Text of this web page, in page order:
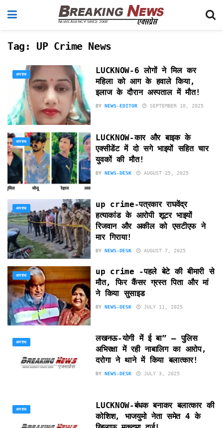
Tag: UP Crime News
अपराध
LUCKNOW-6 लोगों ने मिल कर
महिला को आग के हवाले किया,
इलाज के दौरान अस्पताल में मौत!
BY NEWS-EDITOR SEPTEMBER 10, 2025
अपराध
LUCKNOW-कार और बाइक के
एक्सीडेंट में दो सगे भाइयों सहित चार
युवकों की मौत!
BY NEWS-DESK AUGUST 25, 2025
अपराध
up crime-पत्रकार राघवेंद्र
हत्याकांड के आरोपी शूटर भाइयों
रिजवान और अकील को एसटीएफ ने
मार गिराया!
BY NEWS-DESK AUGUST 7, 2025
अपराध
up crime -पहले बेटे की बीमारी से
मौत, फिर कैंसर ग्रस्त पिता और मां
ने किया सुसाइड
BY NEWS-DESK JULY 11, 2025
अपराध
लखनऊ-योगी में ई बा” – पुलिस
अभिरक्षा में रही नाबालिग का आरोप,
दरोगा ने थाने में किया बलात्कार!
BY NEWS-DESK JULY 3, 2025
अपराध
LUCKNOW-बंधक बनाकर बलात्कार की
कोशिश, भाजयुमो नेता समेत 4 के